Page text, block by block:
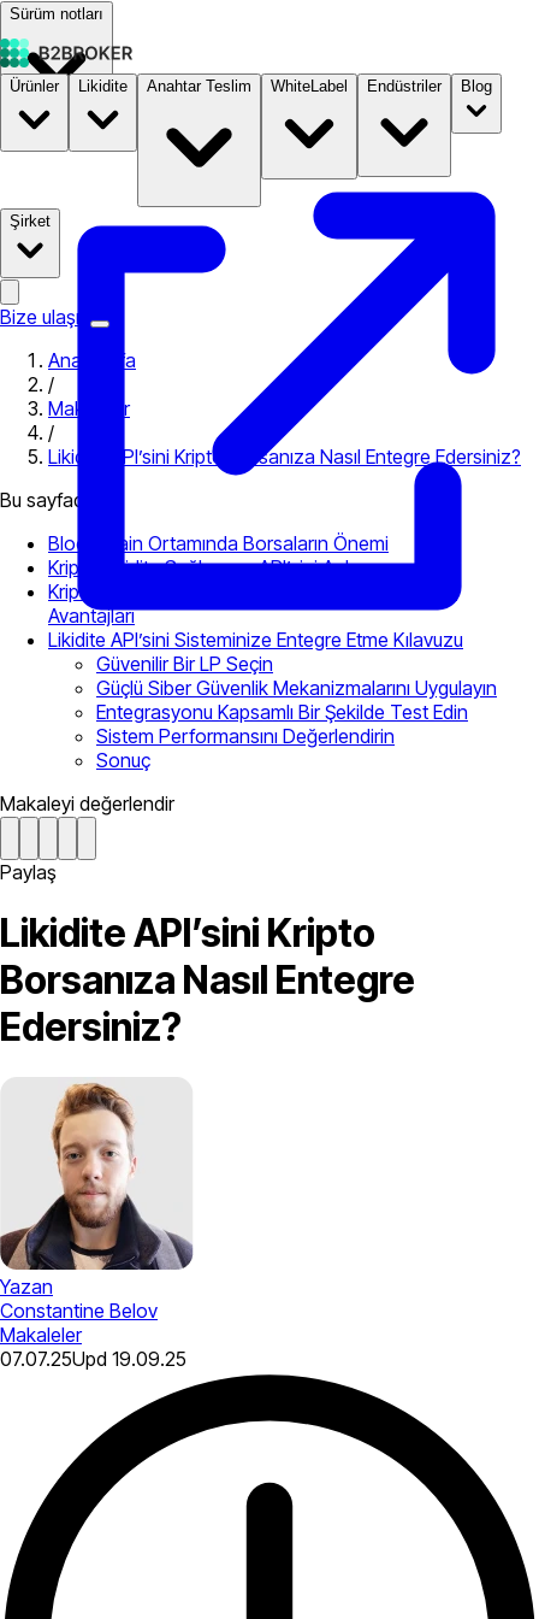
Sürüm notları
Dokümantasyon Fiyatlandırma B2STORE
Ürünler Likidite Anahtar Teslim WhiteLabel Endüstriler Blog
Şirket
Bize ulaşın
Ana Sayfa
/
Makaleler
/
Likidite API’sini Kripto Borsanıza Nasıl Entegre Edersiniz?
Bu sayfada
Blockchain Ortamında Borsaların Önemi
Kripto Likidite Sağlayıcısı API’sini Anlama
Kripto Likidite API’sini Borsanıza Entegre Etmenin
Avantajları
Likidite API’sini Sisteminize Entegre Etme Kılavuzu
Güvenilir Bir LP Seçin
Güçlü Siber Güvenlik Mekanizmalarını Uygulayın
Entegrasyonu Kapsamlı Bir Şekilde Test Edin
Sistem Performansını Değerlendirin
Sonuç
Makaleyi değerlendir
Paylaş
Likidite API’sini Kripto
Borsanıza Nasıl Entegre
Edersiniz?
Yazan
Constantine Belov
Makaleler
07.07.25Upd 19.09.25